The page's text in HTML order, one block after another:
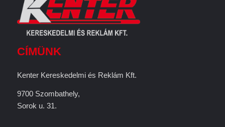
CÍMÜNK
Kenter Kereskedelmi és Reklám Kft.
9700 Szombathely,
Sorok u. 31.